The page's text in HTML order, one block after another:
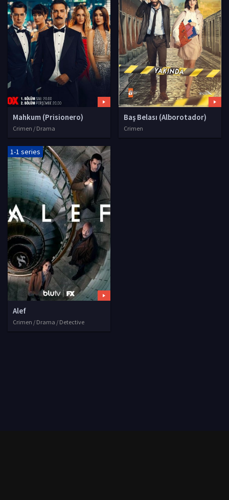
Mahkum (Prisionero)
Crimen / Drama
Baş Belası (Alborotador)
Crimen
1-1 series
Alef
Crimen / Drama / Detective